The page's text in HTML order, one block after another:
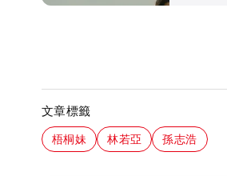
文章標籤
梧桐妹 林若亞 孫志浩